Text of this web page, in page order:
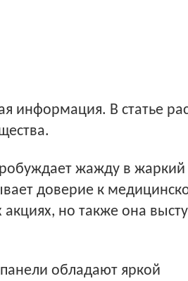
информация. В статье
жажду в
доверие к
но также она
обладают яркой